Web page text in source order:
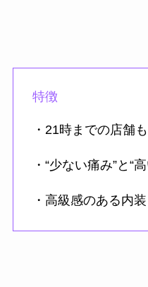
特徴
・21時までの店舗
・“少ない痛み”と“
・高級感のある内装